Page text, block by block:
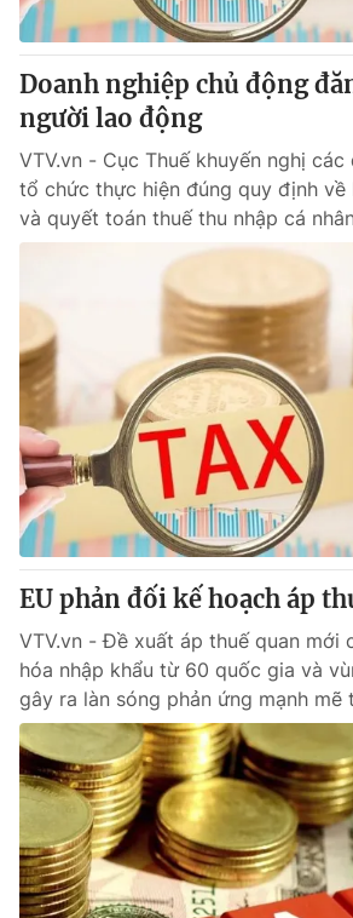
Doanh nghiệp chủ động
người lao động
VTV.vn - Cục Thuế khuyến nghị các
tổ chức thực hiện đúng quy định về
và quyết toán thuế thu nhập cá
EU phản đối kế hoạch áp
VTV.vn - Đề xuất áp thuế quan mới
hóa nhập khẩu từ 60 quốc gia và
gây ra làn sóng phản ứng mạnh mẽ